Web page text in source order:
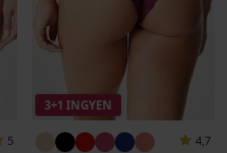
5
3+1 INGYEN
4,7